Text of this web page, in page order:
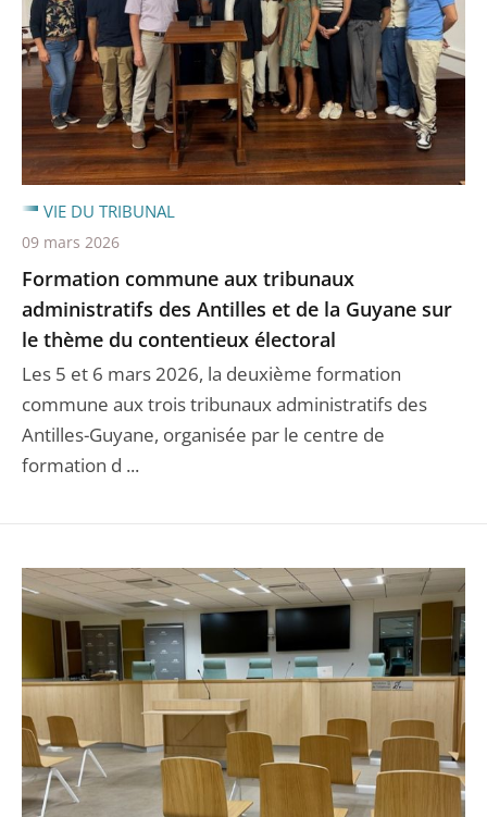
Formation commune aux tribunaux
administratifs des Antilles et de la Guyane sur
le thème du contentieux électoral
Les 5 et 6 mars 2026, la deuxième formation
commune aux trois tribunaux administratifs des
Antilles-Guyane, organisée par le centre de
formation d ...
VIE DU TRIBUNAL
09 mars 2026